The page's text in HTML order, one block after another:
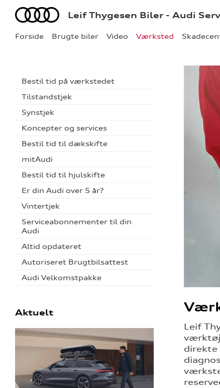
Forside Brugte biler Video Værksted
Audi Leif Thygesen Biler - Audi
Bestil tid på værkstedet
Tilstandstjek
Synstjek
Koncepter og services
Bestil tid til dækskifte
mitAudi
Bestil tid til hjulskifte
Er din Audi over 5 år?
Vintertjek
Serviceabonnementer til din
Audi
Altid opdateret
Autoriseret Brugtbilsattest
Audi Velkomstpakke
Aktuelt
Leif
værktøj
direkte